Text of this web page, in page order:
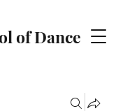
of Dance